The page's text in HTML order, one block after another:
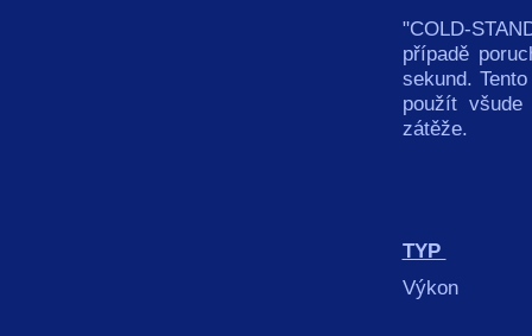
"COLD-
případě
sekund.
použít
zátěže.
TYP
Výkon 7,5